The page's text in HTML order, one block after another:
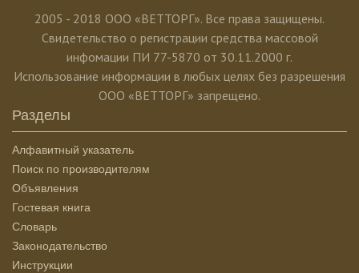
2005 - 2018 ООО «ВЕТТОРГ». Все права защищены.
Свидетельство о регистрации средства массовой
инфомации ПИ 77-5870 от 30.11.2000 г.
Использование информации в любых целях без разрешения
ООО «ВЕТТОРГ» запрещено.
Разделы
Алфавитный указатель
Поиск по производителям
Объявления
Гостевая книга
Словарь
Законодательство
Инструкции